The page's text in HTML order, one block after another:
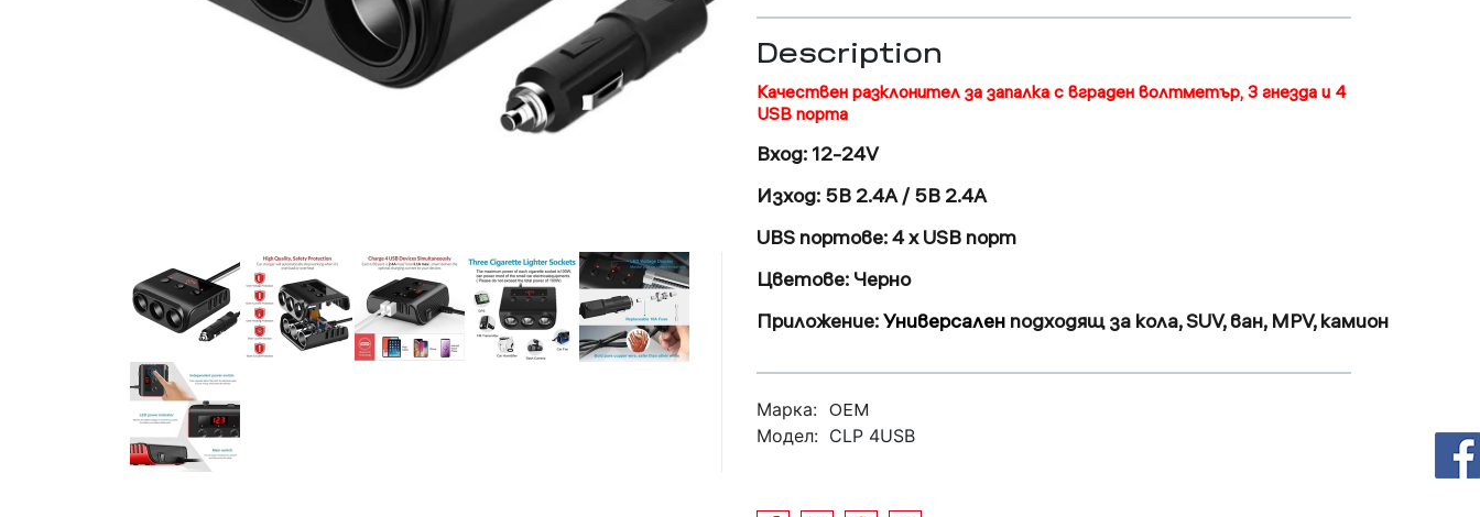
Description
Качествен разклонител за запалка с вграден волтметър, 3 гнезда и 4
USB порта
Вход: 12-24V
Изход: 5В 2.4А/ 5В 2.4А
UBS портове:4x USB порт
Цветове: Черно
Приложение:Универсален подходящ за кола,SUV,ван, MPV, камион
Марка: OEM
Модел: CLP 4USB